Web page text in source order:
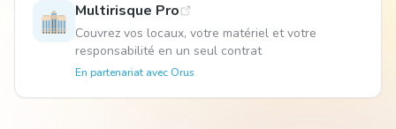
04 51 55 49 38
Multirisque Pro
Couvrez vos locaux, votre matériel et votre
responsabilité en un seul contrat
En partenariat avecOrus